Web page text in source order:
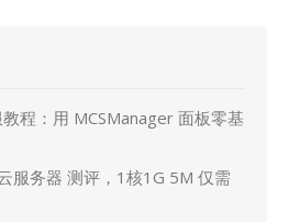
程：用 MCSManager 面板零基
服务器 测评，1核1G 5M 仅需